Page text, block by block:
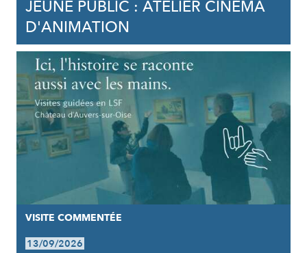
JEUNE PUBLIC : ATELIER CINÉMA
D'ANIMATION
VISITE COMMENTÉE
13/09/2026